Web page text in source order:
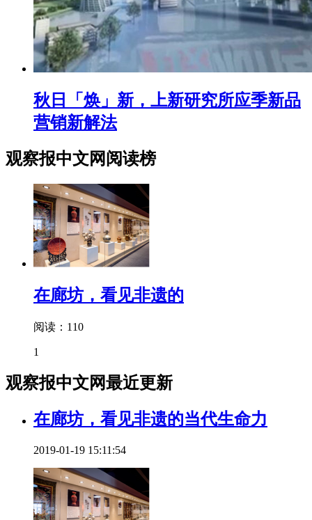
秋日「焕」新，上新研究所应季新品
营销新解法
观察报中文网阅读榜
在廊坊，看见非遗的
阅读：110
1
观察报中文网最近更新
在廊坊，看见非遗的当代生命力
2019-01-19 15:11:54